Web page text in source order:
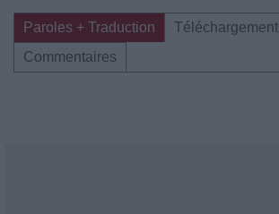
Paroles + Traduction Téléchargement
Commentaires